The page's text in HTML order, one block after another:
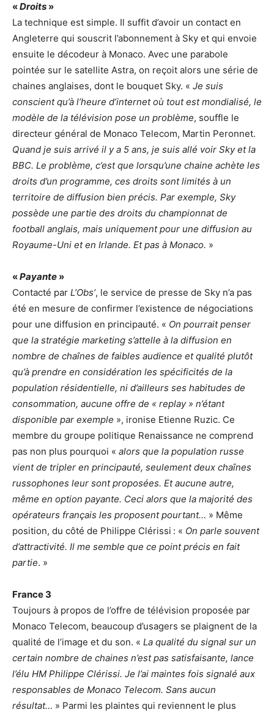
«Droits »
La technique est simple. Il suffit d’avoir un contact en
Angleterre qui souscrit l’abonnement à Sky et qui envoie
ensuite le décodeur à Monaco. Avec une parabole
pointée sur le satellite Astra, on reçoit alors une série de
chaines anglaises, dont le bouquet Sky. « Je suis
conscient qu’à l’heure d’internet où tout est mondialisé, le
modèle de la télévision pose un problème, souffle le
directeur général de Monaco Telecom, Martin Peronnet.
Quand je suis arrivé il y a 5 ans, je suis allé voir Sky et la
BBC. Le problème, c’est que lorsqu’une chaine achète les
droits d’un programme, ces droits sont limités à un
territoire de diffusion bien précis. Par exemple, Sky
possède une partie des droits du championnat de
football anglais, mais uniquement pour une diffusion au
Royaume-Uni et en Irlande. Et pas à Monaco. »
«Payante »
Contacté par L’Obs’, le service de presse de Sky n’a pas
été en mesure de confirmer l’existence de négociations
pour une diffusion en principauté. « On pourrait penser
que la stratégie marketing s’attelle à la diffusion en
nombre de chaînes de faibles audience et qualité plutôt
qu’à prendre en considération les spécificités de la
population résidentielle, ni d’ailleurs ses habitudes de
consommation, aucune offre de « replay » n’étant
disponible par exemple », ironise Etienne Ruzic. Ce
membre du groupe politique Renaissance ne comprend
pas non plus pourquoi « alors que la population russe
vient de tripler en principauté, seulement deux chaînes
russophones leur sont proposées. Et aucune autre,
même en option payante. Ceci alors que la majorité des
opérateurs français les proposent pourtant… » Même
position, du côté de Philippe Clérissi : « On parle souvent
d’attractivité. Il me semble que ce point précis en fait
partie. »
France 3
Toujours à propos de l’offre de télévision proposée par
Monaco Telecom, beaucoup d’usagers se plaignent de la
qualité de l’image et du son. « La qualité du signal sur un
certain nombre de chaines n’est pas satisfaisante, lance
l’élu HM Philippe Clérissi. Je l’ai maintes fois signalé aux
responsables de Monaco Telecom. Sans aucun
résultat… » Parmi les plaintes qui reviennent le plus